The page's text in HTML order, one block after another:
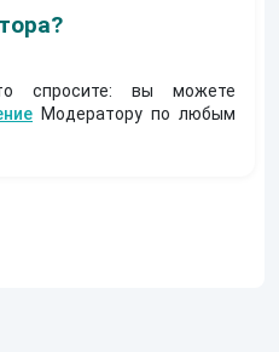
спросите: вы можете
Модератору по любым